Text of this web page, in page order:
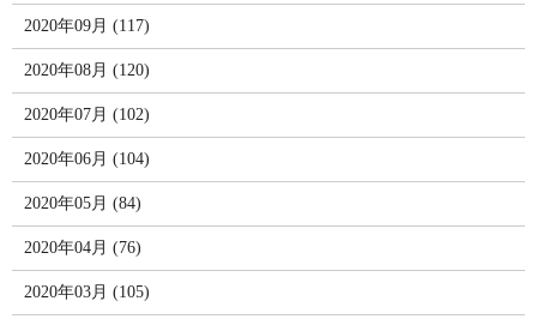
2020年09月 (117)
2020年08月 (120)
2020年07月 (102)
2020年06月 (104)
2020年05月 (84)
2020年04月 (76)
2020年03月 (105)